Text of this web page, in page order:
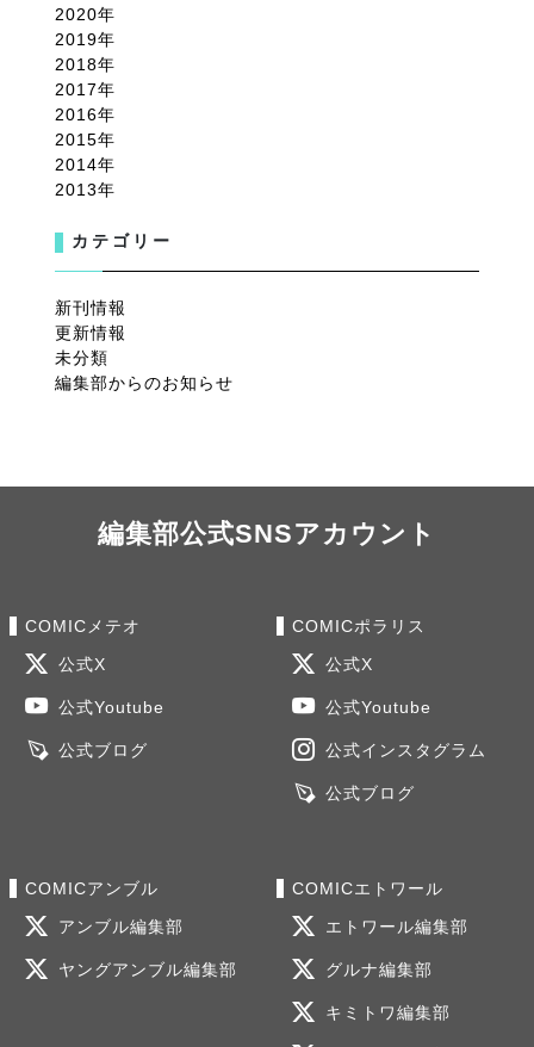
2020
2019
2018
2017
2016
2015
2014
2013
カテゴリー
新刊情報
更新情報
未分類
編集部からのお知らせ
編集部公式SNSアカウント
COMICメテオ
公式X
公式Youtube
公式ブログ
COMICポラリス
公式X
公式Youtube
公式インスタグラム
公式ブログ
COMICアンブル
アンブル編集部
ヤングアンブル編集部
COMICエトワール
エトワール編集部
グルナ編集部
キミトワ編集部